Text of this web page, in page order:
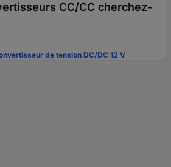
CC/CC cherchez-
de tension DC/DC 12 V